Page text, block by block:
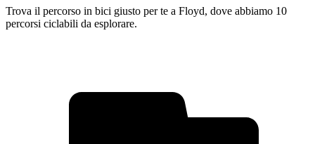
Trova il percorso in bici giusto per te a Floyd, dove abbiamo 10
percorsi ciclabili da esplorare.